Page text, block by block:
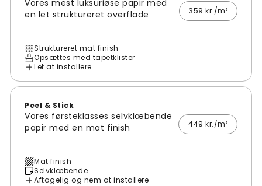
Vores mest luksuriøse papir med
en let struktureret overflade
359 kr./m²
Struktureret mat finish
Opsættes med tapetklister
Let at installere
Peel & Stick
Vores førsteklasses selvklæbende
papir med en mat finish
449 kr./m²
Mat finish
Selvklæbende
Aftagelig og nem at installere